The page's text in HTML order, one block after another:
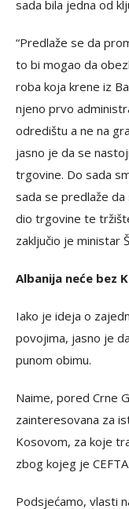
sada bila jedna od
“Predlaže se da
to bi mogao da
roba koja krene iz
njeno prvo
odredištu a ne na
jasno je da se
trgovine. Do sada
sada se predlaže
dio trgovine te
zaključio je ministar
Albanija neće bez
Iako je ideja o
povojima, jasno je
punom obimu.
Naime, pored Crne
zainteresovana za
Kosovom, za koje
zbog kojeg je
Podsjećamo, vlasti